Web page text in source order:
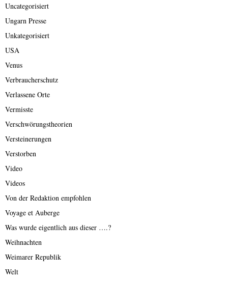
Uncategorisiert
Ungarn Presse
Unkategorisiert
USA
Venus
Verbraucherschutz
Verlassene Orte
Vermisste
Verschwörungstheorien
Versteinerungen
Verstorben
Video
Videos
Von der Redaktion empfohlen
Voyage et Auberge
Was wurde eigentlich aus dieser ….?
Weihnachten
Weimarer Republik
Welt